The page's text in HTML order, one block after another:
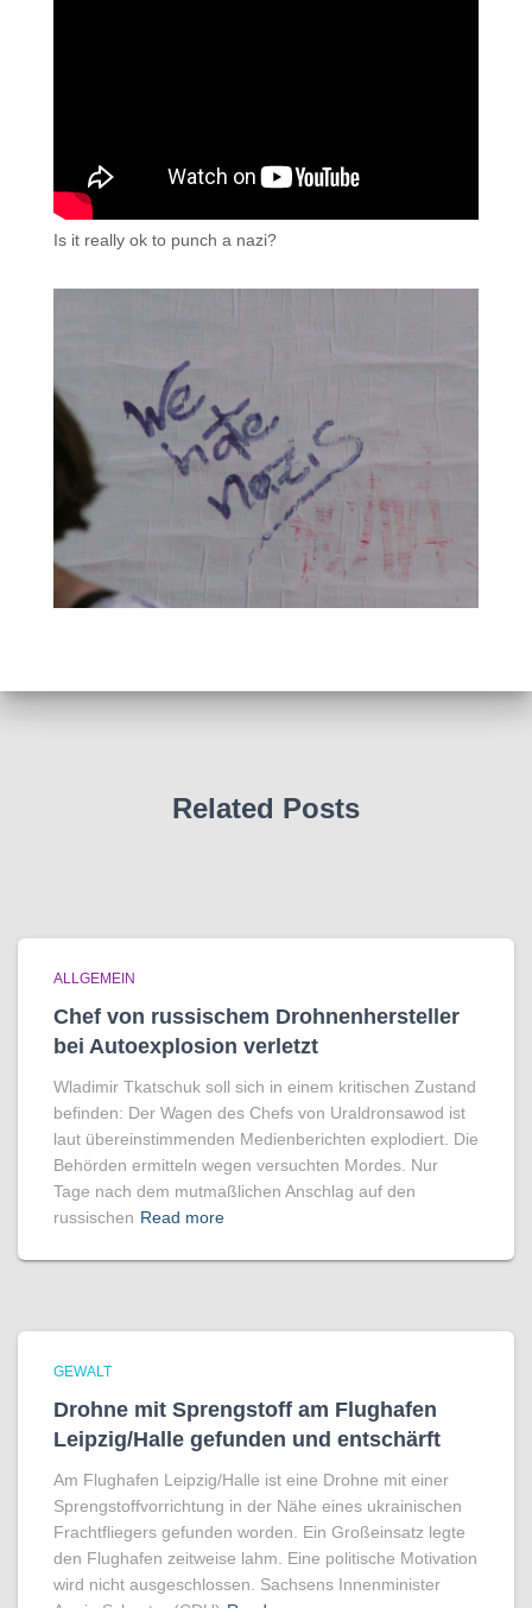
Is it really ok to punch a nazi?
Related Posts
ALLGEMEIN
Chef von russischem Drohnenhersteller
bei Autoexplosion verletzt
Wladimir Tkatschuk soll sich in einem kritischen Zustand
befinden: Der Wagen des Chefs von Uraldronsawod ist
laut übereinstimmenden Medienberichten explodiert. Die
Behörden ermitteln wegen versuchten Mordes. Nur
Tage nach dem mutmaßlichen Anschlag auf den
russischen Read more
GEWALT
Drohne mit Sprengstoff am Flughafen
Leipzig/Halle gefunden und entschärft
Am Flughafen Leipzig/Halle ist eine Drohne mit einer
Sprengstoffvorrichtung in der Nähe eines ukrainischen
Frachtfliegers gefunden worden. Ein Großeinsatz legte
den Flughafen zeitweise lahm. Eine politische Motivation
wird nicht ausgeschlossen. Sachsens Innenminister